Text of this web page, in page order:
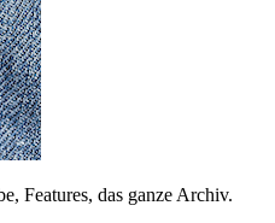
Features, das ganze Archiv.